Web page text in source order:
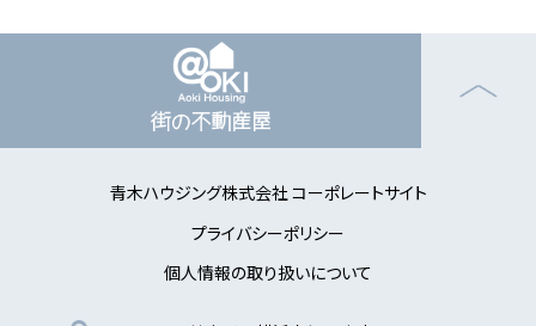
青木ハウジング株式会社 コーポレートサイト
プライバシーポリシー
個人情報の取り扱いについて